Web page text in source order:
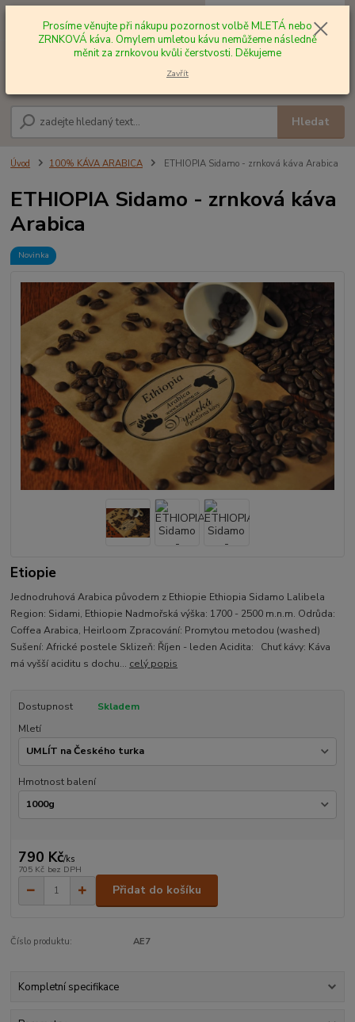
Hledat
+420 602 577 209 za0,00 Kč
Úvod 100% KÁVA ARABICA ETHIOPIA Sidamo - zrnková káva Arabica
ETHIOPIA Sidamo - zrnková káva
Arabica
Novinka
Etiopie
Jednodruhová Arabica původem z Ethiopie Ethiopia Sidamo Lalibela
Region: Sidami, Ethiopie Nadmořská výška: 1700 - 2500 m.n.m. Odrůda:
Coffea Arabica, Heirloom Zpracování: Promytou metodou (washed)
Sušení: Africké postele Sklizeň: Říjen - leden Acidita: Chuť kávy: Káva
má vyšší aciditu s dochu... celý popis
Dostupnost
Skladem
Mletí
Hmotnost balení
790 Kč/ks
705 Kč bez DPH
Přidat do košíku
Číslo produktu: AE7
Kompletní specifikace
Prosíme věnujte při nákupu pozornost volbě MLETÁ nebo
ZRNKOVÁ káva. Omylem umletou kávu nemůžeme následně
měnit za zrnkovou kvůli čerstvosti. Děkujeme
Zavřít